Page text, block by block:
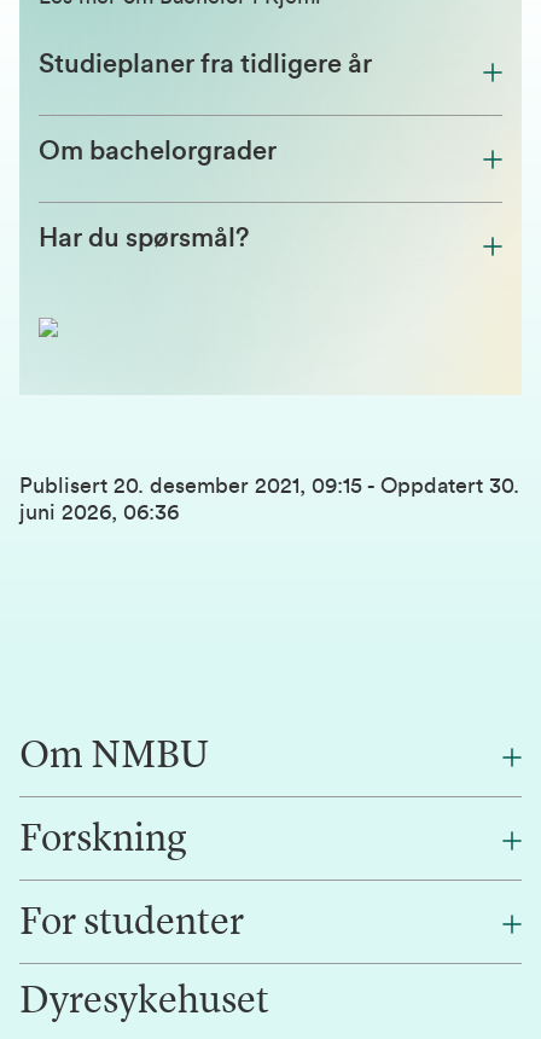
Studieplaner fra tidligere år
Om bachelorgrader
Har du spørsmål?
Publisert 20. desember 2021, 09:15 - Oppdatert 30.
juni 2026, 06:36
Om NMBU
Om oss
Alumni
Forskning
Forskning
Innovasjon
For studenter
Studentlivet
Dyresykehuset